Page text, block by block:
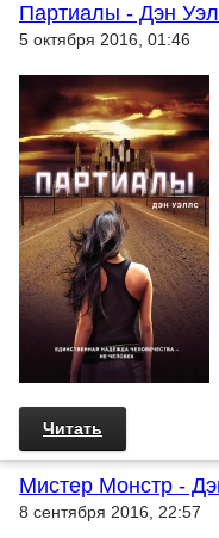
Партиалы - Дэн
5 октября 2016, 01:46
Читать
Мистер Монстр -
8 сентября 2016, 22:57